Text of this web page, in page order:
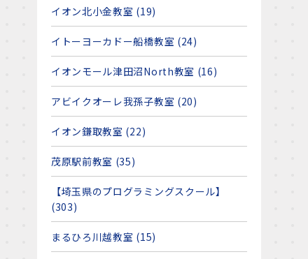
イオン北小金教室 (19)
イトーヨーカドー船橋教室 (24)
イオンモール津田沼North教室 (16)
アビイクオーレ我孫子教室 (20)
イオン鎌取教室 (22)
茂原駅前教室 (35)
【埼玉県のプログラミングスクール】
(303)
まるひろ川越教室 (15)